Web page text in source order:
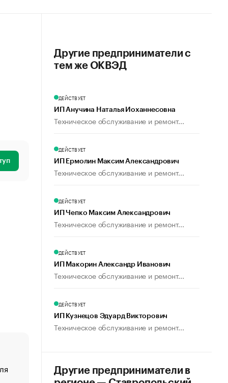
«От спорта тело стареет иначе». Как живет глава
создавшей GTA
Другие предприниматели с
тем же ОКВЭД
ДЕЙСТВУЕТ
ИП Анучина Наталья Иоханнесовна
Техническое обслуживание и ремонт...
ДЕЙСТВУЕТ
ИП Ермолин Максим Александрович
Техническое обслуживание и ремонт...
ДЕЙСТВУЕТ
ИП Чепко Максим Александрович
Техническое обслуживание и ремонт...
ДЕЙСТВУЕТ
ИП Макорин Александр Иванович
Техническое обслуживание и ремонт...
ДЕЙСТВУЕТ
ИП Кузнецов Эдуард Викторович
Техническое обслуживание и ремонт...
Другие предприниматели в